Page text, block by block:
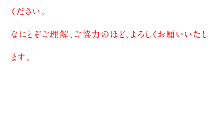
ください。
なにとぞご理解、ご協力のほど、よろしくお願いいたし
ます。